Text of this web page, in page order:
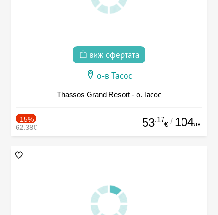
виж офертата
о-в Тасос
Thassos Grand Resort - о. Тасос
-15%
62.38€ 53.17
€ / 104лв.